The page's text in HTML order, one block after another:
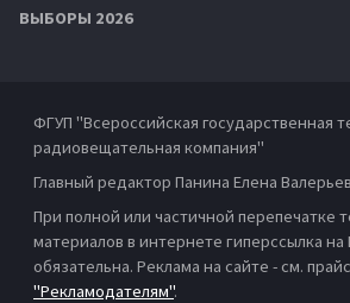
ВЫБОРЫ 2026
ФГУП "Всероссийская государственная
радиовещательная компания"
Главный редактор Панина Елена
При полной или частичной перепечатке
материалов в интернете гиперссылка на
обязательна. Реклама на сайте - см.
"Рекламодателям".